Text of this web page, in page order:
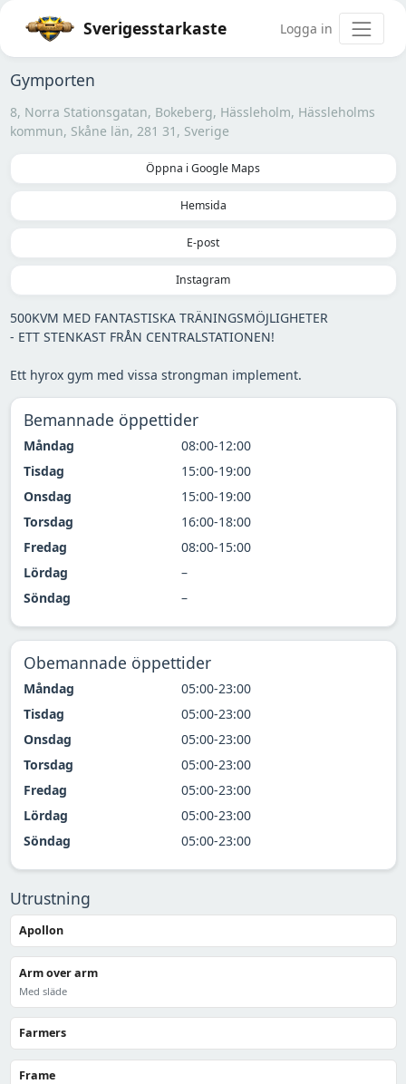
Sverigesstarkaste Logga in
Gymporten
8, Norra Stationsgatan, Bokeberg, Hässleholm, Hässleholms
kommun, Skåne län, 281 31, Sverige
Öppna i Google Maps
Hemsida
E-post
Instagram
500KVM MED FANTASTISKA TRÄNINGSMÖJLIGHETER
- ETT STENKAST FRÅN CENTRALSTATIONEN!
Ett hyrox gym med vissa strongman implement.
Bemannade öppettider
Måndag
08:00-12:00
Tisdag
15:00-19:00
Onsdag
15:00-19:00
Torsdag
16:00-18:00
Fredag
08:00-15:00
Lördag
–
Söndag
–
Obemannade öppettider
Måndag
05:00-23:00
Tisdag
05:00-23:00
Onsdag
05:00-23:00
Torsdag
05:00-23:00
Fredag
05:00-23:00
Lördag
05:00-23:00
Söndag
05:00-23:00
Utrustning
Apollon
Arm over arm
Med släde
Farmers
Frame